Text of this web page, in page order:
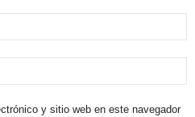
y sitio web en este navegador